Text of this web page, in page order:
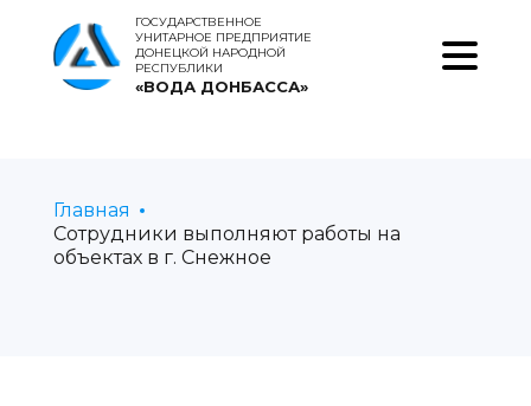
ГОСУДАРСТВЕННОЕ
УНИТАРНОЕ ПРЕДПРИЯТИЕ
ДОНЕЦКОЙ НАРОДНОЙ
РЕСПУБЛИКИ
«ВОДА ДОНБАССА»
Главная
Сотрудники выполняют работы на
объектах в г. Снежное